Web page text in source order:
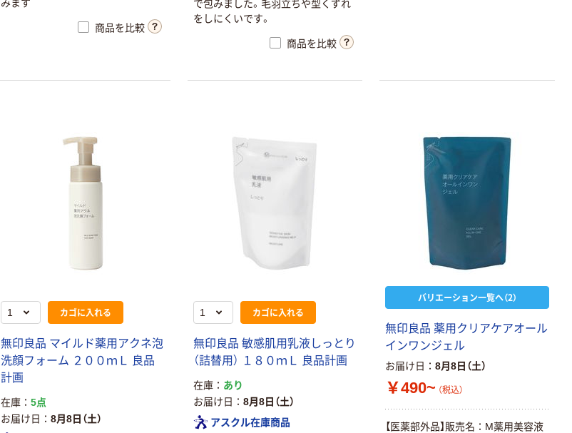
みます
商品を比較
で包みました。毛羽立ちや型くずれ
をしにくいです。
商品を比較
カゴに入れる
無印良品 マイルド薬用アクネ泡
洗顔フォーム ２００ｍＬ 良品
計画
在庫
5点
お届け日
8月8日（土）
カゴに入れる
無印良品 敏感肌用乳液しっとり
（詰替用） １８０ｍＬ 良品計画
在庫
あり
お届け日
8月8日（土）
アスクル在庫商品
バリエーション一覧へ（2）
無印良品 薬用クリアケアオール
インワンジェル
お届け日 8月8日（土）
￥490~ （税込）
【医薬部外品】販売名：M薬用美容液